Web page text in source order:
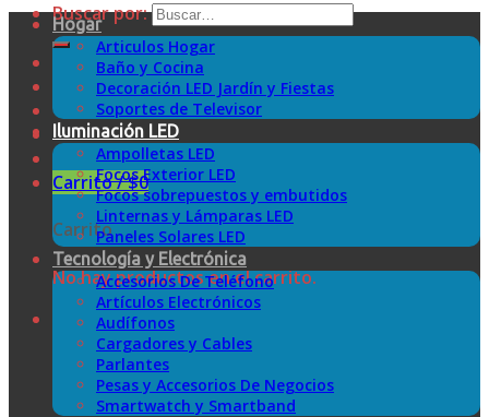
Buscar por:
Carrito /$0
Carrito
No hay productos en el carrito.
Hogar
Articulos Hogar
Baño y Cocina
Decoración LED Jardín y Fiestas
Soportes de Televisor
Iluminación LED
Ampolletas LED
Focos Exterior LED
Focos sobrepuestos y embutidos
Linternas y Lámparas LED
Paneles Solares LED
Tecnología y Electrónica
Accesorios De Teléfono
Artículos Electrónicos
Audífonos
Cargadores y Cables
Parlantes
Pesas y Accesorios De Negocios
Smartwatch y Smartband